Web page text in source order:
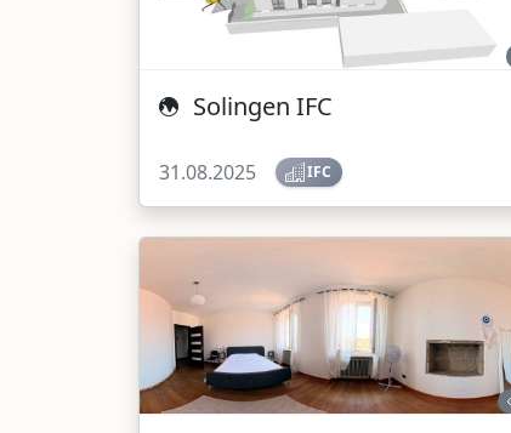
Solingen IFC
31.08.2025 IFC